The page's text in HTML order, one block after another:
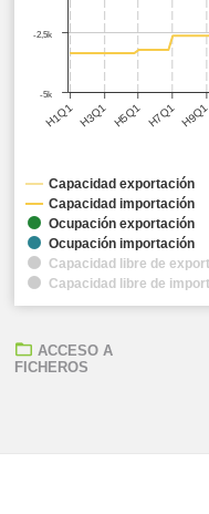
H1Q1 H3Q1 H5Q1 H7Q1 H9Q1
-5k
-2,5k
Capacidad exportación
Capacidad importación
Ocupación exportación
Ocupación importación
Capacidad libre de
Capacidad libre de
ACCESO A
FICHEROS